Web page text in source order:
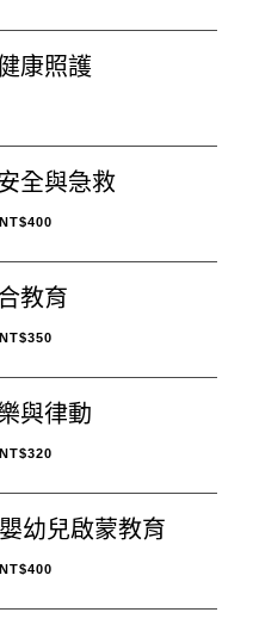
康照護
全與急救
NT$400
教育
NT$350
與律動
NT$320
幼兒啟蒙教育
NT$400